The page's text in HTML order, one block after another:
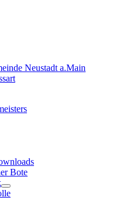
Neustadt a.Main
Bote